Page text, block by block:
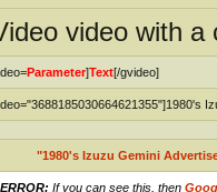
video with a
Parameter]Text[/gvideo]
"1980's Izuzu Gemini
ERROR: If you can see this, then